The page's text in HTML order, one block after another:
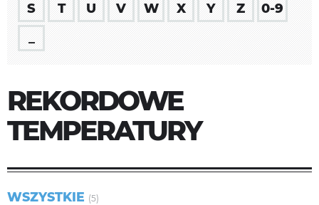
S
T U V W X Y Z
0-9
REKORDOWE
TEMPERATURY
WSZYSTKIE (5)